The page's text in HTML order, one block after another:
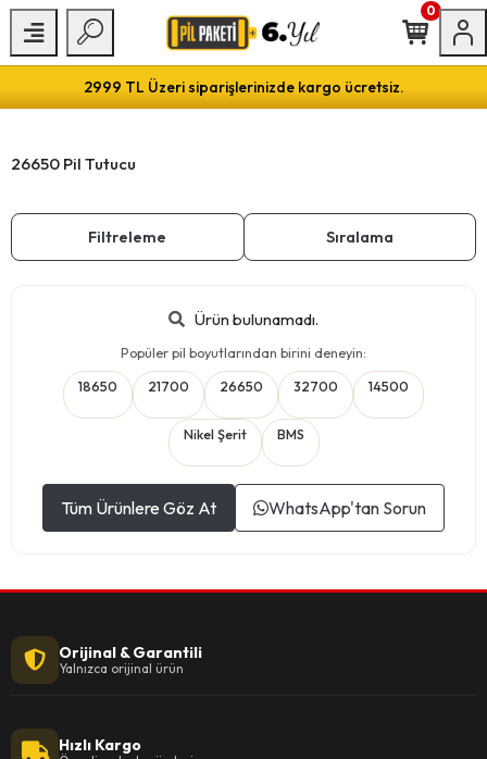
2999 TL Üzeri siparişlerinizde kargo ücretsiz.
0
26650 Pil Tutucu
Filtreleme Sıralama
Ürün bulunamadı.
Popüler pil boyutlarından birini deneyin:
18650
21700 26650 32700 14500
Nikel Şerit BMS
Tüm Ürünlere Göz At WhatsApp'tan Sorun
Orijinal & Garantili
Yalnızca orijinal ürün
Hızlı Kargo